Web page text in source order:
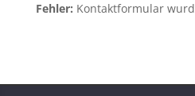
Fehler: Kontaktformular